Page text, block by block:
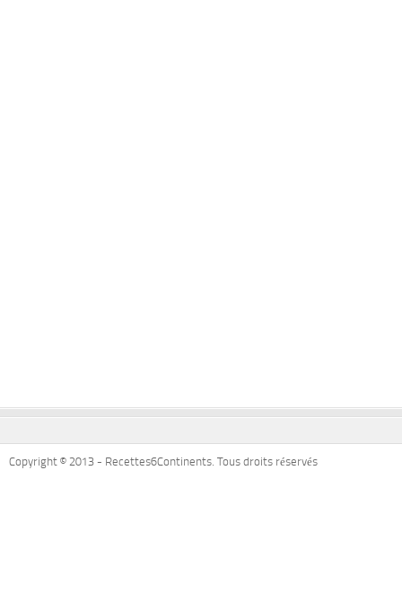
Copyright © 2013 - Recettes6Continents. Tous droits réservés